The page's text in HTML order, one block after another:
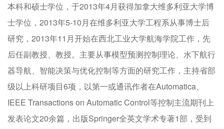
本科和硕士学位，于2013年4月获得加拿大维多利亚大学博
士学位，2013年5-10月在维多利亚大学工程系从事博士后
研究，2013年11月开始在西北工业大学航海学院工作，先
后任副教授、教授。主要从事模型预测控制理论、水下航行
器导航、智能决策与优化控制等方面的研究工作，主持省部
级以上科研项目6项，以第一或通讯作者在Automatica、
IEEE Transactions on Automatic Control等控制主流期刊上
发表论文20余篇，出版Springer全英文学术专著1部，受到